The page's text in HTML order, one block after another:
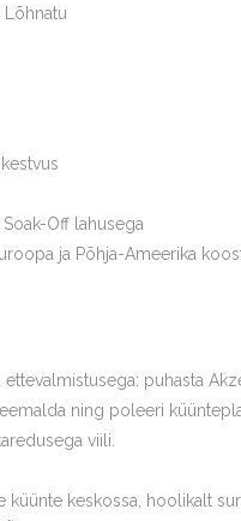
Lõhnatu
Off lahusega
ja Põhja-Ameerika
puhasta
ning poleeri
viili.
küünte keskossa, hoolikalt